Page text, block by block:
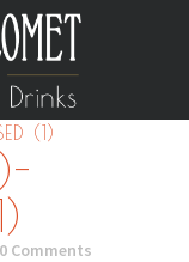
(1)
0 Comments